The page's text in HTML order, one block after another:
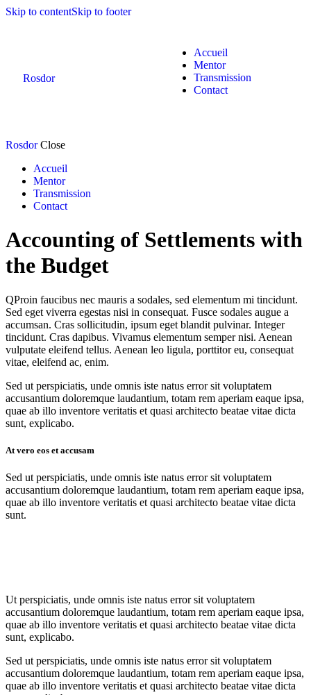
Skip to contentSkip to footer
Rosdor
Accueil
Mentor
Transmission
Contact
Rosdor Close
Accueil
Mentor
Transmission
Contact
Accounting of Settlements with
the Budget
QProin faucibus nec mauris a sodales, sed elementum mi tincidunt.
Sed eget viverra egestas nisi in consequat. Fusce sodales augue a
accumsan. Cras sollicitudin, ipsum eget blandit pulvinar. Integer
tincidunt. Cras dapibus. Vivamus elementum semper nisi. Aenean
vulputate eleifend tellus. Aenean leo ligula, porttitor eu, consequat
vitae, eleifend ac, enim.
Sed ut perspiciatis, unde omnis iste natus error sit voluptatem
accusantium doloremque laudantium, totam rem aperiam eaque ipsa,
quae ab illo inventore veritatis et quasi architecto beatae vitae dicta
sunt, explicabo.
At vero eos et accusam
Sed ut perspiciatis, unde omnis iste natus error sit voluptatem
accusantium doloremque laudantium, totam rem aperiam eaque ipsa,
quae ab illo inventore veritatis et quasi architecto beatae vitae dicta
sunt.
Ut perspiciatis, unde omnis iste natus error sit voluptatem
accusantium doloremque laudantium, totam rem aperiam eaque ipsa,
quae ab illo inventore veritatis et quasi architecto beatae vitae dicta
sunt, explicabo.
Sed ut perspiciatis, unde omnis iste natus error sit voluptatem
accusantium doloremque laudantium, totam rem aperiam eaque ipsa,
quae ab illo inventore veritatis et quasi architecto beatae vitae dicta